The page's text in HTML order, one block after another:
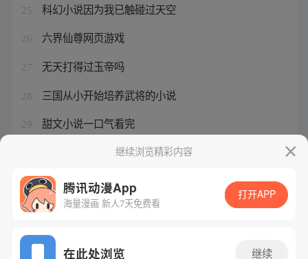
25 科幻小说因为我已触碰过天空
26 六界仙尊网页游戏
27 无天打得过玉帝吗
28 三国从小开始培养武将的小说
29 甜文小说一口气看完
狂枭实力等级排行继续浏览精彩内容
腾讯动漫App
海量漫画 新人7天免费看
打开APP
在此处浏览 继续
网站备案/许可证号：粤B2-20090059-5